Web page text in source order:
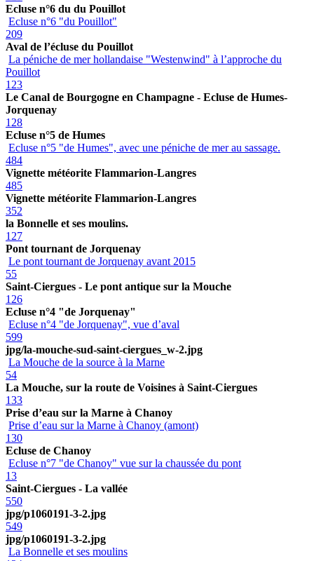
Ecluse n°6 du du Pouillot
Ecluse n°6 "du Pouillot"
209
Aval de l’écluse du Pouillot
La péniche de mer hollandaise "Westenwind" à l’approche du
Pouillot
123
Le Canal de Bourgogne en Champagne - Ecluse de Humes-
Jorquenay
128
Ecluse n°5 de Humes
Ecluse n°5 "de Humes", avec une péniche de mer au sassage.
484
Vignette météorite Flammarion-Langres
485
Vignette météorite Flammarion-Langres
352
la Bonnelle et ses moulins.
127
Pont tournant de Jorquenay
Le pont tournant de Jorquenay avant 2015
55
Saint-Ciergues - Le pont antique sur la Mouche
126
Ecluse n°4 "de Jorquenay"
Ecluse n°4 "de Jorquenay", vue d’aval
599
jpg/la-mouche-sud-saint-ciergues_w-2.jpg
La Mouche de la source à la Marne
54
La Mouche, sur la route de Voisines à Saint-Ciergues
133
Prise d’eau sur la Marne à Chanoy
Prise d’eau sur la Marne à Chanoy (amont)
130
Ecluse de Chanoy
Ecluse n°7 "de Chanoy" vue sur la chaussée du pont
13
Saint-Ciergues - La vallée
550
jpg/p1060191-3-2.jpg
549
jpg/p1060191-3-2.jpg
La Bonnelle et ses moulins